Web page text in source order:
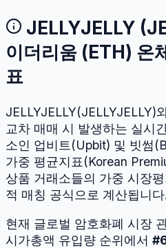
JELLYJELLY (
이더리움 ( ETH ) 온
표
JELLYJELLY(JELLYJELLY)
교차 매매 시 발생하는 실시
소인 업비트(Upbit) 및 빗썸
가중 평균지표(Korean
상품 거래소들의 가중 시장
적 매칭 공식으로 계산됩니다.
현재 글로벌 암호화폐 시장
시가총액 유입량 순위에서 #